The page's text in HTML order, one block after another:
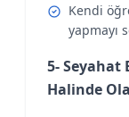
Kendi
yapmayı
5- Seyahat
Halinde